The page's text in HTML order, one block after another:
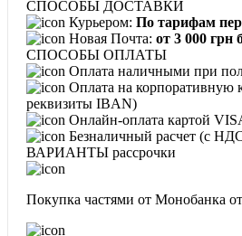
СПОСОБЫ ДОСТАВКИ
Курьером: По тарифам
Новая Почта: от 3 000 грн
СПОСОБЫ ОПЛАТЫ
Оплата наличными при
Оплата на корпоративную
реквизиты IBAN)
Онлайн-оплата картой
Безналичный расчет (с
ВАРИАНТЫ рассрочки
Покупка частями от Монобанка